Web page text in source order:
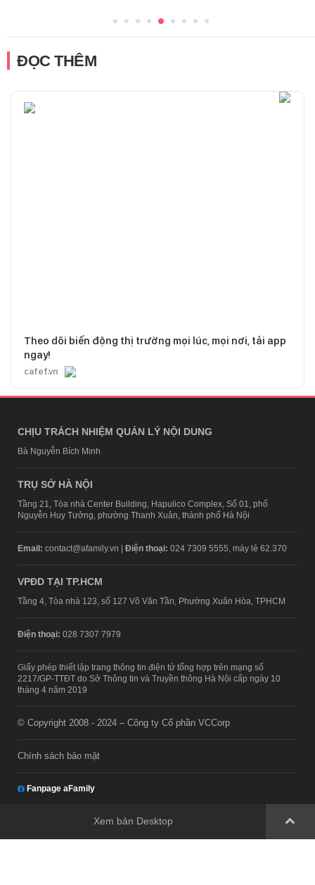
ĐỌC THÊM
Theo dõi biến động thị trường mọi lúc, mọi nơi, tải app
ngay!
cafef.vn
CHỊU TRÁCH NHIỆM QUẢN LÝ NỘI DUNG
Bà Nguyễn Bích Minh
TRỤ SỞ HÀ NỘI
Tầng 21, Tòa nhà Center Building, Hapulico Complex, Số 01, phố
Nguyễn Huy Tưởng, phường Thanh Xuân, thành phố Hà Nội
Email: contact@afamily.vn | Điện thoại: 024 7309 5555, máy lẻ 62.370
VPĐD TẠI TP.HCM
Tầng 4, Tòa nhà 123, số 127 Võ Văn Tần, Phường Xuân Hòa, TPHCM
Điện thoại: 028 7307 7979
Giấy phép thiết lập trang thông tin điện tử tổng hợp trên mạng số
2217/GP-TTĐT do Sở Thông tin và Truyền thông Hà Nội cấp ngày 10
tháng 4 năm 2019
© Copyright 2008 - 2024 – Công ty Cổ phần VCCorp
Chính sách bảo mật
Fanpage aFamily
Xem bản Desktop